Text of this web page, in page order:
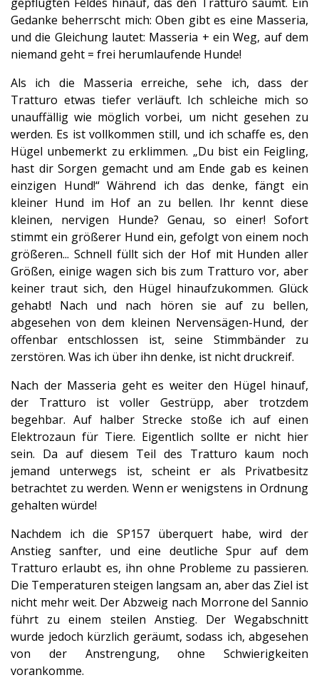
Gedanke beherrscht mich: Oben gibt es eine Masseria,
und die Gleichung lautet: Masseria + ein Weg, auf dem
niemand geht = frei herumlaufende Hunde!
Als ich die Masseria erreiche, sehe ich, dass der
Tratturo etwas tiefer verläuft. Ich schleiche mich so
unauffällig wie möglich vorbei, um nicht gesehen zu
werden. Es ist vollkommen still, und ich schaffe es, den
Hügel unbemerkt zu erklimmen. „Du bist ein Feigling,
hast dir Sorgen gemacht und am Ende gab es keinen
einzigen Hund!“ Während ich das denke, fängt ein
kleiner Hund im Hof an zu bellen. Ihr kennt diese
kleinen, nervigen Hunde? Genau, so einer! Sofort
stimmt ein größerer Hund ein, gefolgt von einem noch
größeren... Schnell füllt sich der Hof mit Hunden aller
Größen, einige wagen sich bis zum Tratturo vor, aber
keiner traut sich, den Hügel hinaufzukommen. Glück
gehabt! Nach und nach hören sie auf zu bellen,
abgesehen von dem kleinen Nervensägen-Hund, der
offenbar entschlossen ist, seine Stimmbänder zu
zerstören. Was ich über ihn denke, ist nicht druckreif.
Nach der Masseria geht es weiter den Hügel hinauf,
der Tratturo ist voller Gestrüpp, aber trotzdem
begehbar. Auf halber Strecke stoße ich auf einen
Elektrozaun für Tiere. Eigentlich sollte er nicht hier
sein. Da auf diesem Teil des Tratturo kaum noch
jemand unterwegs ist, scheint er als Privatbesitz
betrachtet zu werden. Wenn er wenigstens in Ordnung
gehalten würde!
Nachdem ich die SP157 überquert habe, wird der
Anstieg sanfter, und eine deutliche Spur auf dem
Tratturo erlaubt es, ihn ohne Probleme zu passieren.
Die Temperaturen steigen langsam an, aber das Ziel ist
nicht mehr weit. Der Abzweig nach Morrone del Sannio
führt zu einem steilen Anstieg. Der Wegabschnitt
wurde jedoch kürzlich geräumt, sodass ich, abgesehen
von der Anstrengung, ohne Schwierigkeiten
vorankomme.